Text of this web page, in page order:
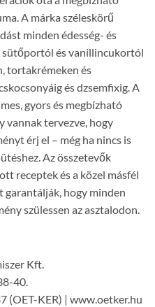
A márka széleskörű
minden édesség- és
sütőportól és vanillincukortól
tortakrémeken és
és dzsemfixig. A
gyors és megbízható
vannak tervezve, hogy
érj el – még ha nincs is
Az összetevők
receptek és a közel másfél
garantálják, hogy minden
szülessen az asztalodon.
Kft.
40.
(OET-KER) | www.oetker.hu